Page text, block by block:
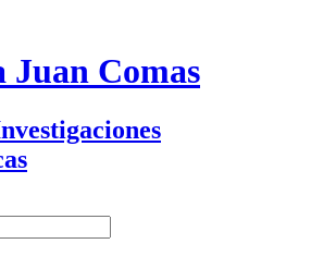
Juan Comas